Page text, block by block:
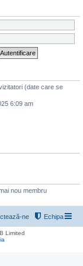
(date care se
6:09 am
nou membru
Echipa
ne
Limited